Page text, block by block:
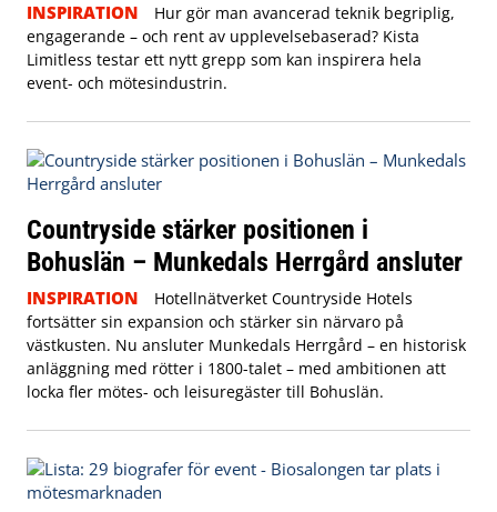
INSPIRATION
Hur gör man avancerad teknik begriplig,
engagerande – och rent av upplevelsebaserad? Kista
Limitless testar ett nytt grepp som kan inspirera hela
event- och mötesindustrin.
Countryside stärker positionen i
Bohuslän – Munkedals Herrgård ansluter
INSPIRATION
Hotellnätverket Countryside Hotels
fortsätter sin expansion och stärker sin närvaro på
västkusten. Nu ansluter Munkedals Herrgård – en historisk
anläggning med rötter i 1800-talet – med ambitionen att
locka fler mötes- och leisuregäster till Bohuslän.